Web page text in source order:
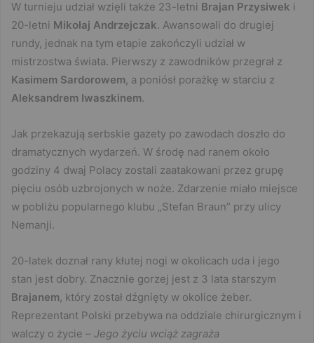
W turnieju udział wzięli także 23-letni Brajan Przysiwek i
20-letni Mikołaj Andrzejczak. Awansowali do drugiej
rundy, jednak na tym etapie zakończyli udział w
mistrzostwa świata. Pierwszy z zawodników przegrał z
Kasimem Sardorowem, a poniósł porażkę w starciu z
Aleksandrem Iwaszkinem.
Jak przekazują serbskie gazety po zawodach doszło do
dramatycznych wydarzeń. W środę nad ranem około
godziny 4 dwaj Polacy zostali zaatakowani przez grupę
pięciu osób uzbrojonych w noże. Zdarzenie miało miejsce
w pobliżu popularnego klubu „Stefan Braun” przy ulicy
Nemanji.
20-latek doznał rany kłutej nogi w okolicach uda i jego
stan jest dobry. Znacznie gorzej jest z 3 lata starszym
Brajanem, który został dźgnięty w okolice żeber.
Reprezentant Polski przebywa na oddziale chirurgicznym i
walczy o życie – Jego życiu wciąż zagraża